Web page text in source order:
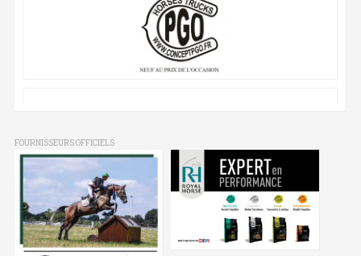
FOURNISSEURS OFFICIELS